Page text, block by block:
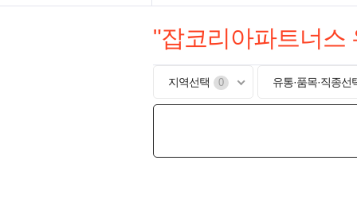
"잡코리아파트너스
지역선택 0 유통·품목·직종선